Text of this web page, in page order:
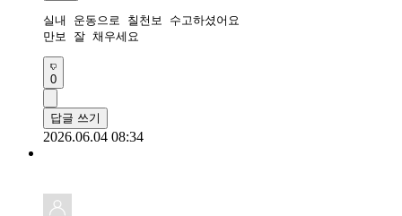
실내 운동으로 칠천보 수고하셨어요
만보 잘 채우세요
0
답글 쓰기
2026.06.04 08:34